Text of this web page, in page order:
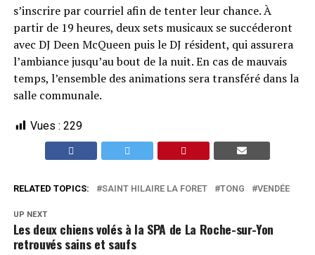
s’inscrire par courriel afin de tenter leur chance. À
partir de 19 heures, deux sets musicaux se succéderont
avec DJ Deen McQueen puis le DJ résident, qui assurera
l’ambiance jusqu’au bout de la nuit. En cas de mauvais
temps, l’ensemble des animations sera transféré dans la
salle communale.
Vues : 229
RELATED TOPICS: SAINT HILAIRE LA FORET TONG VENDÉE
UP NEXT
Les deux chiens volés à la SPA de La Roche-sur-Yon
retrouvés sains et saufs